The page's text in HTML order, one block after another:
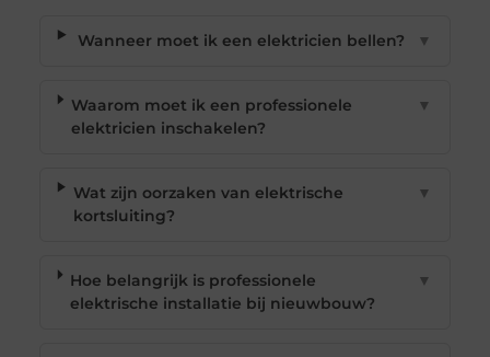
Wanneer moet ik een elektricien bellen? ▼
Waarom moet ik een professionele
elektricien inschakelen?
▼
Wat zijn oorzaken van elektrische
kortsluiting?
▼
Hoe belangrijk is professionele
elektrische installatie bij nieuwbouw?
▼